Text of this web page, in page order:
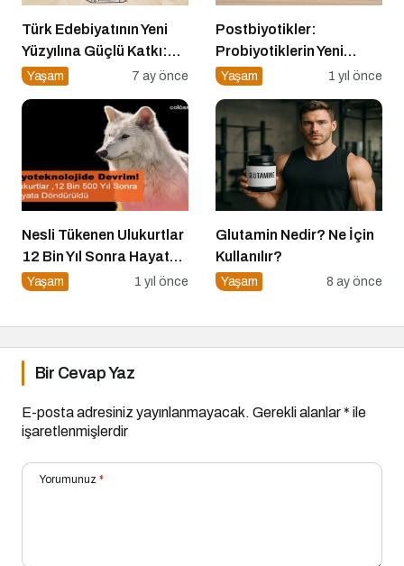
Türk Edebiyatının Yeni
Yüzyılına Güçlü Katkı:
“100 Yazar 100 Yeni
Yaşam 7 ay önce
Postbiyotikler:
Probiyotiklerin Yeni
Jenerasyonu mu?
Yaşam 1 yıl önce
Nesli Tükenen Ulukurtlar
12 Bin Yıl Sonra Hayata
Döndürüldü
Yaşam 1 yıl önce
Glutamin Nedir? Ne İçin
Kullanılır?
Yaşam 8 ay önce
Bir Cevap Yaz
E-posta adresiniz yayınlanmayacak. Gerekli alanlar* ile
işaretlenmişlerdir
Yorumunuz *